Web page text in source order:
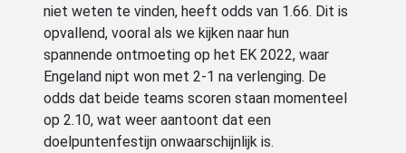
niet weten te vinden, heeft odds van 1.66. Dit is
opvallend, vooral als we kijken naar hun
spannende ontmoeting op het EK 2022, waar
Engeland nipt won met 2-1 na verlenging. De
odds dat beide teams scoren staan momenteel
op 2.10, wat weer aantoont dat een
doelpuntenfestijn onwaarschijnlijk is.